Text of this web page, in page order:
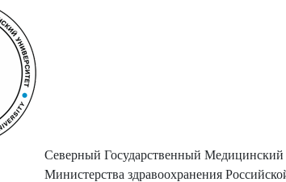
Северный Государственный Медицинский
Министерства здравоохранения